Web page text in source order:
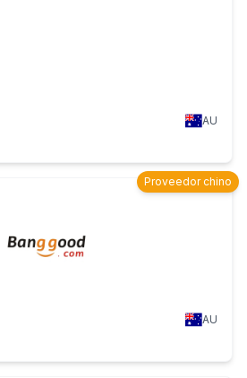
AU
Proveedor chino
AU